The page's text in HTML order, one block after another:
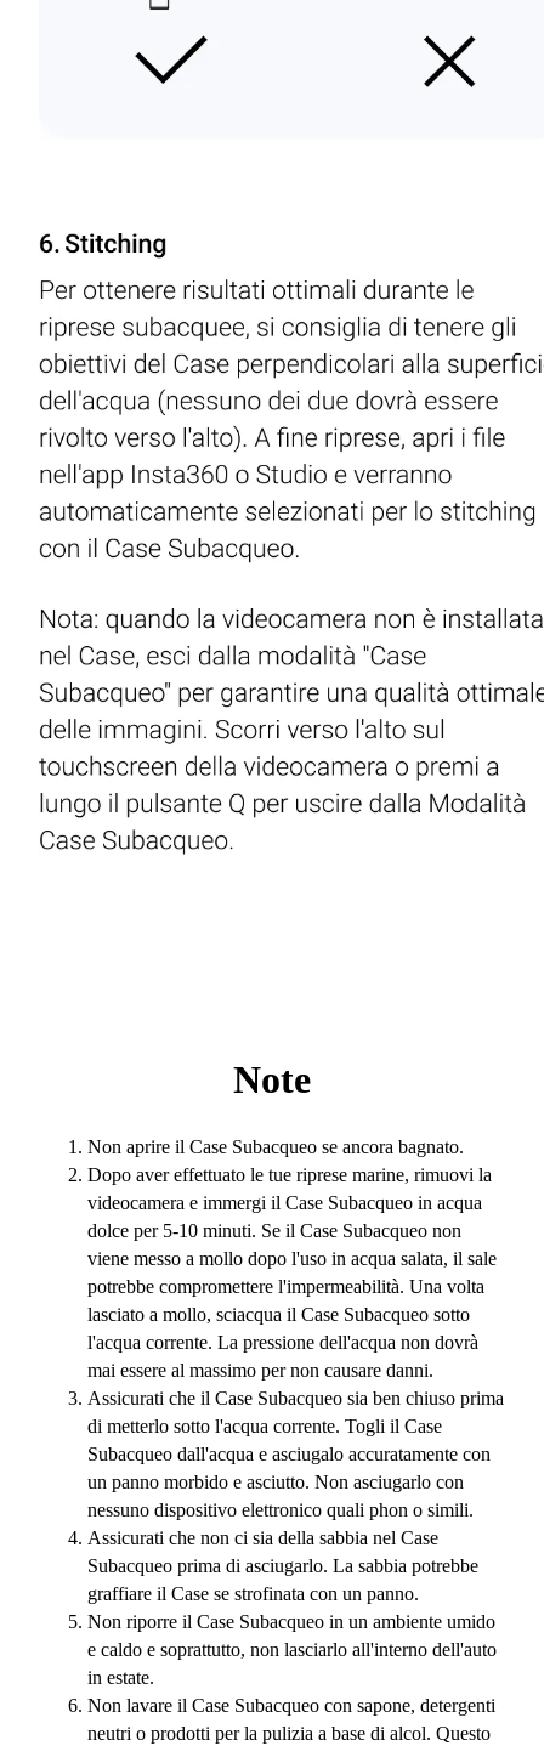
Note
Non aprire il Case Subacqueo se ancora bagnato.
Dopo aver effettuato le tue riprese marine, rimuovi la
videocamera e immergi il Case Subacqueo in acqua
dolce per 5-10 minuti. Se il Case Subacqueo non
viene messo a mollo dopo l'uso in acqua salata, il sale
potrebbe compromettere l'impermeabilità. Una volta
lasciato a mollo, sciacqua il Case Subacqueo sotto
l'acqua corrente. La pressione dell'acqua non dovrà
mai essere al massimo per non causare danni.
Assicurati che il Case Subacqueo sia ben chiuso prima
di metterlo sotto l'acqua corrente. Togli il Case
Subacqueo dall'acqua e asciugalo accuratamente con
un panno morbido e asciutto. Non asciugarlo con
nessuno dispositivo elettronico quali phon o simili.
Assicurati che non ci sia della sabbia nel Case
Subacqueo prima di asciugarlo. La sabbia potrebbe
graffiare il Case se strofinata con un panno.
Non riporre il Case Subacqueo in un ambiente umido
e caldo e soprattutto, non lasciarlo all'interno dell'auto
in estate.
Non lavare il Case Subacqueo con sapone, detergenti
neutri o prodotti per la pulizia a base di alcol. Questo